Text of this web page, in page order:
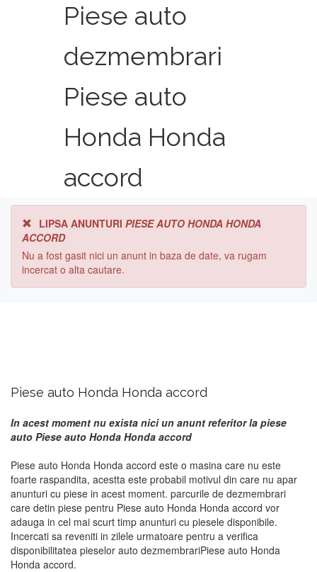
Piese auto
dezmembrari
Piese auto
Honda Honda
accord
LIPSA ANUNTURI PIESE AUTO HONDA HONDA
ACCORD
Nu a fost gasit nici un anunt in baza de date, va rugam
incercat o alta cautare.
Piese auto Honda Honda accord
In acest moment nu exista nici un anunt referitor la piese
auto Piese auto Honda Honda accord
Piese auto Honda Honda accord este o masina care nu este
foarte raspandita, acestta este probabil motivul din care nu apar
anunturi cu piese in acest moment. parcurile de dezmembrari
care detin piese pentru Piese auto Honda Honda accord vor
adauga in cel mai scurt timp anunturi cu piesele disponibile.
Incercati sa reveniti in zilele urmatoare pentru a verifica
disponibilitatea pieselor auto dezmembrariPiese auto Honda
Honda accord.